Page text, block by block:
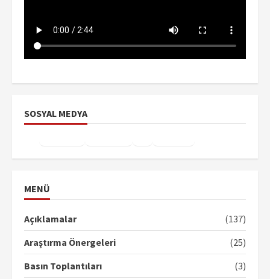
SOSYAL MEDYA
MENÜ
Açıklamalar
(137)
Araştırma Önergeleri
(25)
Basın Toplantıları
(3)